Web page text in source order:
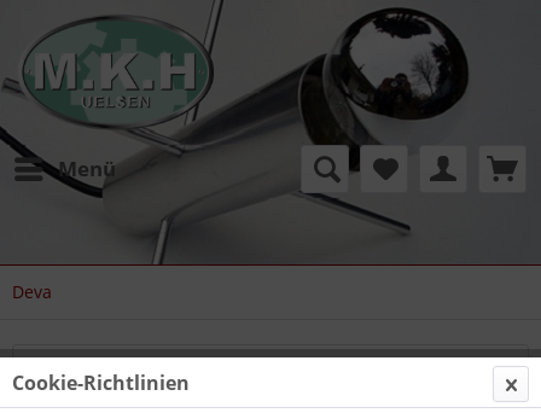
Menü
Deva
Filtern
Cookie-Richtlinien